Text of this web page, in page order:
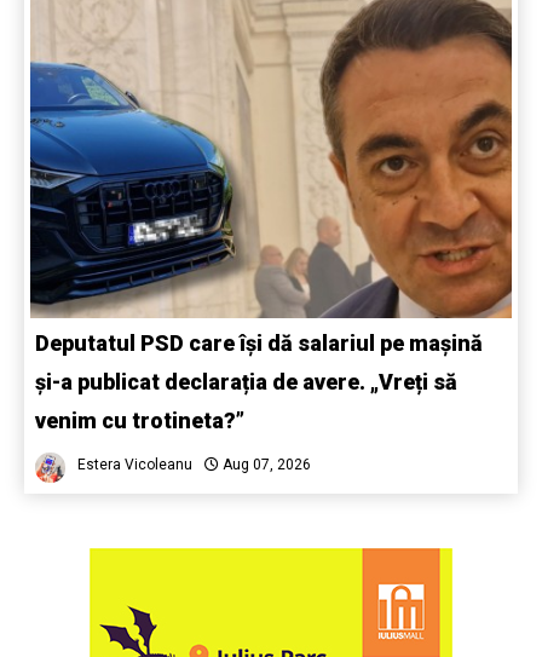
Deputatul PSD care își dă salariul pe mașină
și-a publicat declarația de avere. „Vreți să
venim cu trotineta?”
Estera Vicoleanu Aug 07, 2026